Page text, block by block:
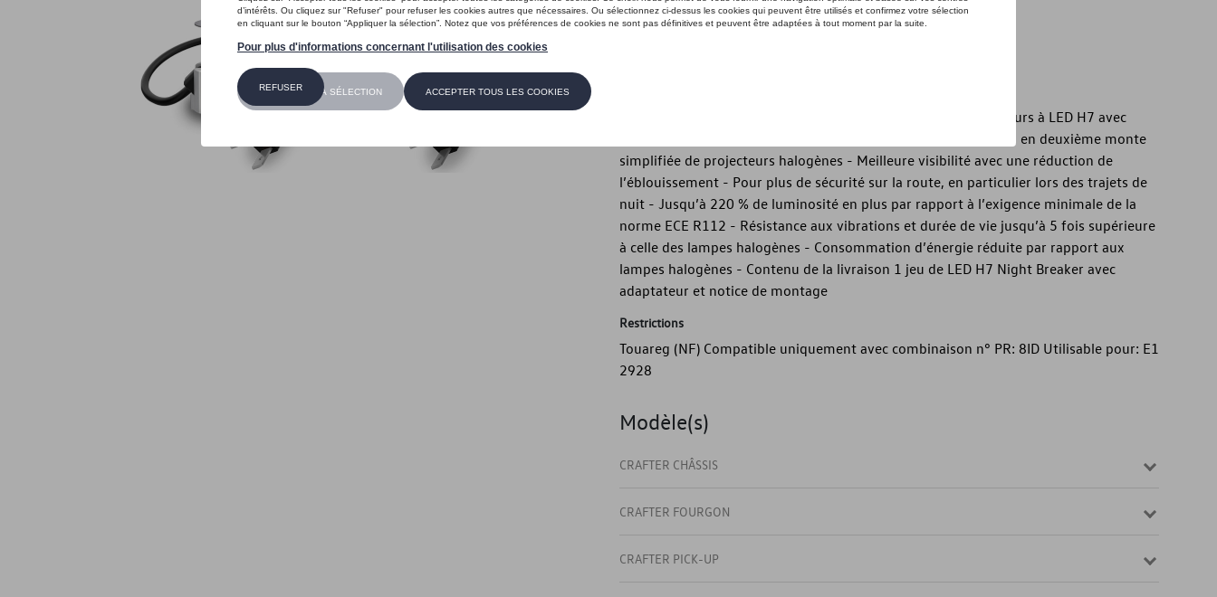
Introduction
- JEU DE LED Osram NIGHT BREAKER® - Ampoules de projecteurs à LED H7 avec
accessoires de montage correspondants - Pour une installation en deuxième monte
simplifiée de projecteurs halogènes - Meilleure visibilité avec une réduction de
l’éblouissement - Pour plus de sécurité sur la route, en particulier lors des trajets de
nuit - Jusqu’à 220 % de luminosité en plus par rapport à l’exigence minimale de la
norme ECE R112 - Résistance aux vibrations et durée de vie jusqu’à 5 fois supérieure
à celle des lampes halogènes - Consommation d’énergie réduite par rapport aux
lampes halogènes - Contenu de la livraison 1 jeu de LED H7 Night Breaker avec
adaptateur et notice de montage
Restrictions
Touareg (NF) Compatible uniquement avec combinaison n° PR: 8ID Utilisable pour: E1
2928
Modèle(s)
CRAFTER CHÂSSIS
CRAFTER FOURGON
CRAFTER PICK-UP